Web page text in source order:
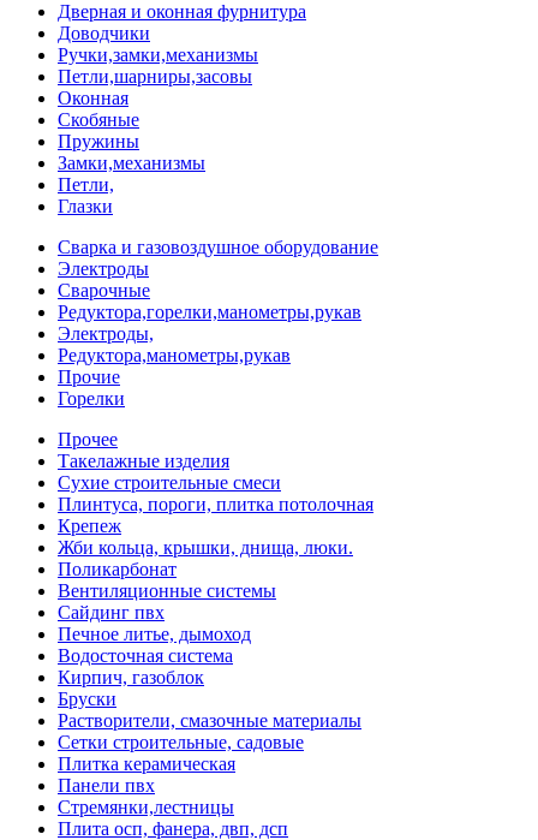
Дверная и оконная фурнитура
Доводчики
Ручки,замки,механизмы
Петли,шарниры,засовы
Оконная
Скобяные
Пружины
Замки,механизмы
Петли,
Глазки
Сварка и газовоздушное оборудование
Электроды
Сварочные
Редуктора,горелки,манометры,рукав
Электроды,
Редуктора,манометры,рукав
Прочие
Горелки
Прочее
Такелажные изделия
Сухие строительные смеси
Плинтуса, пороги, плитка потолочная
Крепеж
Жби кольца, крышки, днища, люки.
Поликарбонат
Вентиляционные системы
Сайдинг пвх
Печное литье, дымоход
Водосточная система
Кирпич, газоблок
Бруски
Растворители, смазочные материалы
Сетки строительные, садовые
Плитка керамическая
Панели пвх
Стремянки,лестницы
Плита осп, фанера, двп, дсп